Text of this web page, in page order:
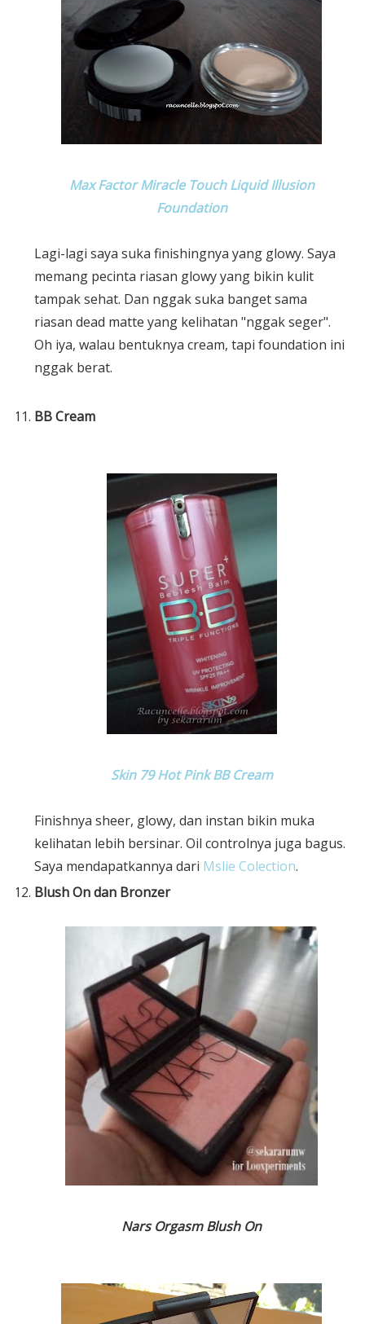
Max Factor Miracle Touch Liquid Illusion
Foundation
Lagi-lagi saya suka finishingnya yang glowy. Saya
memang pecinta riasan glowy yang bikin kulit
tampak sehat. Dan nggak suka banget sama
riasan dead matte yang kelihatan "nggak seger".
Oh iya, walau bentuknya cream, tapi foundation ini
nggak berat.
BB Cream
Skin 79 Hot Pink BB Cream
Finishnya sheer, glowy, dan instan bikin muka
kelihatan lebih bersinar. Oil controlnya juga bagus.
Saya mendapatkannya dari Mslie Colection.
Blush On dan Bronzer
Nars Orgasm Blush On